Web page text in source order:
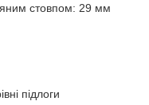
стовпом: 29 мм
підлоги